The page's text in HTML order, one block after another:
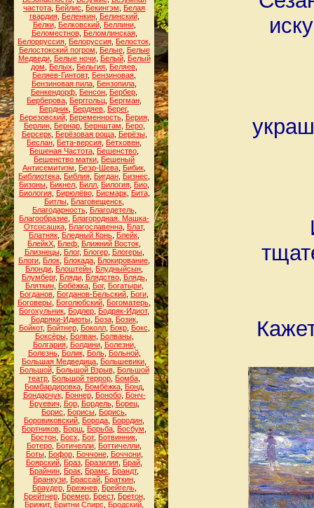
частота Бейлис Бекингэм
Белая
гвардия, Беленкин, Белинский,
Белки, Белковский, Беллини,
Беломестнов, Беломлинская,
Белорруссия Белоруссия Белосток
Белостокский погром
Белые, Белые
Медведи, Белые ночи, Белый, Белый
дом
Белых Бельгия Беляев
Беляев-Гинтовт, Бензиновая
Бензиновая пила Бензопила
Бенкендорф Бенсон Бербер
Берберова Берггольц Бергман
Бердник Бердяев Берег,
Березовский, Беременность, Берия,
Берлин, Бернар, Бернштам Беро,
Берсерк, Берёзовая роща, Берёзы,
Беслан Бета-версия Бетховен
Бешеная Частота Бешенство
Бешенство матки Бешеный
Антисемитизм
Беэр-Шева Бибик
Библиотека Библия Бигдан Бизнес
Бизоны Бикнел Билл Билогия Био
Биология, Бирюлёво, Бисмарк, Бита,
Битлы Благовещенск
Благодарность, Благодетель,
Благообразие Благородная. Машка-
Отсосашка, Благославенна, Блат,
Блатняк Бледный Конь Блейк
БлейкХ Блеф Ближний Восток
Близнецы, Блог, Блогер, Блогеры,
Блоги Блок Блокада Блокирование
Блонди Блоштейн Блудныйсын
Блумберг, Бляди, Блядство, Блядь,
Бляткин, Бобёжка, Бог, Богатыри,
Богданов Богданов-Бельский Боги
Боговеры Боголюбский Богоматерь
Богохульник Бодлер Бодряк-Идиот,
Бодряки-Идиоты, Боза, Бозик,
Бойкот, Бойтнер, Боколл, Бокр, Бокс
Боксёры, Болван, Болваны,
Болгария, Болдини, Болезни,
Болезнь, Болик, Боль, Больной,
Большая Медведица Большевики
Большой, Большой Взрыв, Большой
театр Большой террор Бомба
Бомбардировка, Бомбёжка, Бонд,
Бондарчук, Боннер, Бонобо, Бонч-
Бруевич
Бор, Бордель, Борец,
Борис
Борисы Борись
Боровиковский Борода Бородин
Бортников Борщ Борьба Босбум
Бостон Босх Бот, Ботвинник
Ботеро Ботичелли Боттичелли
Боты, Бофор, Боччоне, Боччони,
Боярский Браз Бразилия Брай
Брайнин Брак Брамс Брандт,
Бранкузи Брассай Браткин
Браудер, Брежнев, Брейгель,
Брейтнер, Бремер, Брест, Бретон,
Брижит, Бритни Спирс Бродский